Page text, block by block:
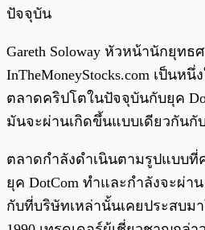
ปัจจุบัน
Gareth Soloway หัวหน้านักยุท
InTheMoneyStocks.com เป็นห
ตลาดคริปโตในปัจจุบันกับยุค
มันจะผ่านเกิดขึ้นแบบเดียวกันกั
ตลาดกำลังดำเนินตามรูปแบบ
ยุค DotCom ทำและกำลังจะผ่า
กับที่บริษัทเหล่านั้นเคยประสบม